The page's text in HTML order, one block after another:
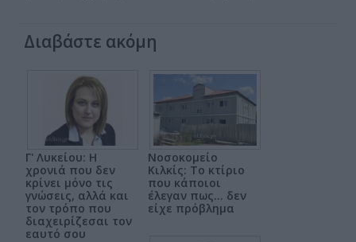
Διαβάστε ακόμη
Γ' Λυκείου: Η
χρονιά που δεν
κρίνει μόνο τις
γνώσεις, αλλά και
τον τρόπο που
διαχειρίζεσαι τον
εαυτό σου
Νοσοκομείο
Κιλκίς: Το κτίριο
που κάποιοι
έλεγαν πως... δεν
είχε πρόβλημα